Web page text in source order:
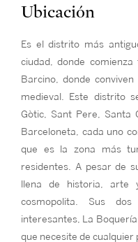
Ubicación
Es el distrito más
ciudad, donde
Barcino, donde
medieval. Este distrito
Gòtic, Sant Pere, Santa
Barceloneta, cada uno
que es la zona más
residentes. A pesar de
llena de historia, arte
cosmopolita. Sus dos
interesantes, La
que necesite de cualquier